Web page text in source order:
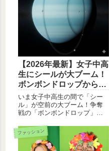
【2026年最新】女子中高
生にシールが大ブーム！
ボンボンドロップから平
成レトロなシール帳まで
徹底解説
いま女子中高生の間で「シー
ル」が空前の大ブーム！争奪
戦の「ボンボンドロップ」か
推し活に欠かせないデコ術ま
で、令和の最新トレンドを徹
底解説。平成レトロな「シー
ファッション